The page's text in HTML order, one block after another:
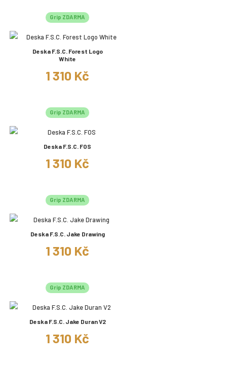
Grip ZDARMA
Deska F.S.C. Forest Logo
White
1 310 Kč
Grip ZDARMA
Deska F.S.C. FOS
1 310 Kč
Grip ZDARMA
Deska F.S.C. Jake Drawing
1 310 Kč
Grip ZDARMA
Deska F.S.C. Jake Duran V2
1 310 Kč